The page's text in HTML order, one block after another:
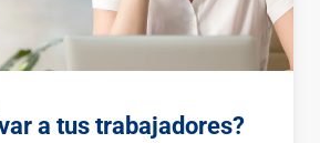
a tus trabajadores?